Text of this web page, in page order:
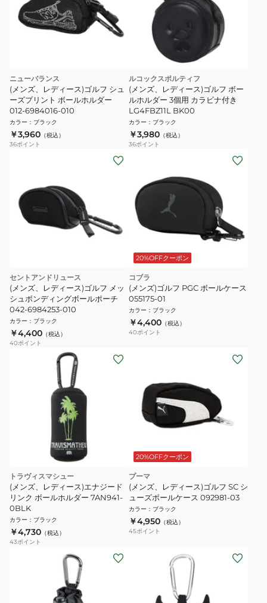
ニューバランス
(メンズ、レディース)ゴルフ シュ
ーズプリント ボールホルダー
012-6984016-010
カラー ： ブラック
￥3,960 （税込）
36ポイント
ルコックスポルティフ
(メンズ、レディース)ゴルフ ボー
ルホルダー 3個用 カラビナ付き
LG4FBZ11L BK00
カラー ： ブラック
￥3,980 （税込）
36ポイント
セントアンドリュース
(メンズ、レディース)ゴルフ メッ
シュボンディングボールポーチ
042-6984253-010
カラー ： ブラック
￥4,400 （税込）
40ポイント
20%OFFクーポン
コブラ
(メンズ)ゴルフ PGC ボールケース
055175-01
カラー ： ブラック
￥4,400 （税込）
40ポイント
トラヴィスマシュー
(メンズ、レディース)エナジード
リンク ボールホルダー 7AN941-
0BLK
カラー ： ブラック
￥4,730 （税込）
43ポイント
20%OFFクーポン
プーマ
(メンズ、レディース)ゴルフ SC シ
ューズボールケース 092981-03
カラー ： ブラック
￥4,950 （税込）
45ポイント